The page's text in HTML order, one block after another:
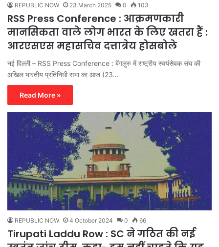
REPUBLIC NOW 23 March 2025 0 103
RSS Press Conference : आक्रमणकारी
मानसिकता वाले लोग भारत के लिए खतरा हैं :
आरएसएस महासचिव दत्तात्रेय होसबोले
नई दिल्ली – RSS Press Conference : बेंगलुरु में राष्ट्रीय स्वयंसेवक संघ की
अखिल भारतीय प्रतिनिधी सभा का आज (23…
Read More »
REPUBLIC NOW 4 October 2024 0 66
Tirupati Laddu Row : SC ने गठित की नई